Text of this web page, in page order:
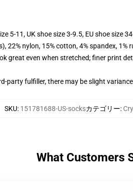
5-11, UK shoe size 3-9.5, EU shoe size
22% nylon, 15% cotton, 4% spandex, 1%
great even when stretched; finer print
party fulfiller, there may be slight
SKU: 151781688-US-socksカテゴリー:
What Customers